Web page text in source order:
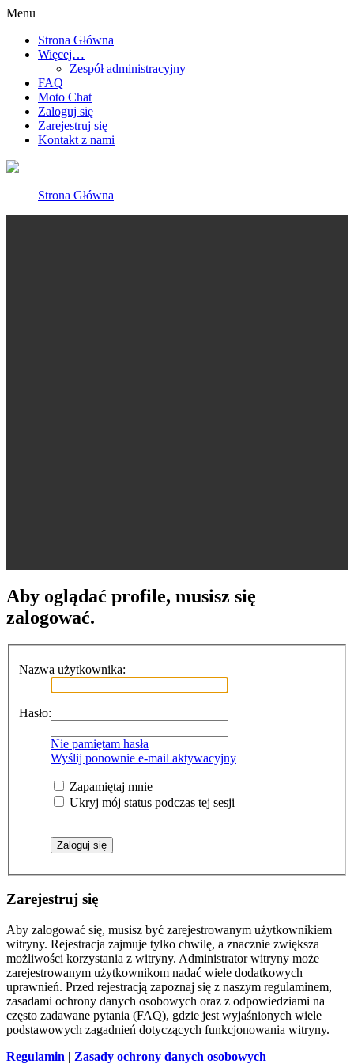
Menu
Strona Główna
Więcej…
Zespół administracyjny
FAQ
Moto Chat
Zaloguj się
Zarejestruj się
Kontakt z nami
Strona Główna
Aby oglądać profile, musisz się
zalogować.
Nazwa użytkownika:
Hasło:
Nie pamiętam hasła
Wyślij ponownie e-mail aktywacyjny
Zapamiętaj mnie
Ukryj mój status podczas tej sesji
Zarejestruj się
Aby zalogować się, musisz być zarejestrowanym użytkownikiem
witryny. Rejestracja zajmuje tylko chwilę, a znacznie zwiększa
możliwości korzystania z witryny. Administrator witryny może
zarejestrowanym użytkownikom nadać wiele dodatkowych
uprawnień. Przed rejestracją zapoznaj się z naszym regulaminem,
zasadami ochrony danych osobowych oraz z odpowiedziami na
często zadawane pytania (FAQ), gdzie jest wyjaśnionych wiele
podstawowych zagadnień dotyczących funkcjonowania witryny.
Regulamin | Zasady ochrony danych osobowych